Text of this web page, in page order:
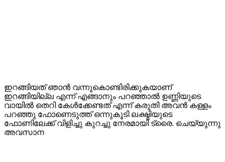
ഇറങ്ങിയത് ഞാൻ വന്നുകൊണ്ടിരിക്കുകയാണ്
ഇറങ്ങിയില്ല എന്ന് എങ്ങാനും പറഞ്ഞാൽ ഉണ്ണിയുടെ
വായിൽ തെറി കേൾക്കേണ്ടത് എന്ന് കരുതി അവൻ കള്ളം
പറഞ്ഞു ഫോണെടുത്ത് ഒന്നുകൂടി ലക്ഷ്മിയുടെ
ഫോണിലേക്ക് വിളിച്ചു കുറച്ചു നേരമായി ട്രൈ. ചെയ്യുന്നു
അവസാന